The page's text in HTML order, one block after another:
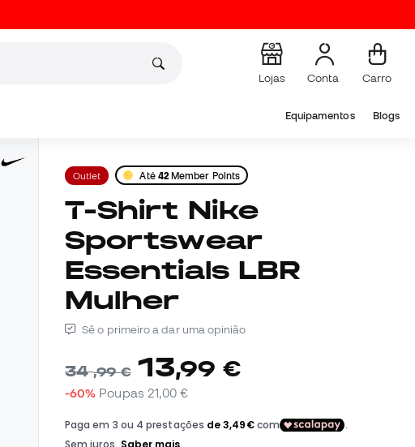
Lojas Conta Carro
Equipamentos Blogs
Outlet Até 42Member Points
T-Shirt Nike
Sportswear
Essentials LBR
Mulher
Sê o primeiro a dar uma opinião
34,99 € 13,99 €
-60% Poupas 21,00 €